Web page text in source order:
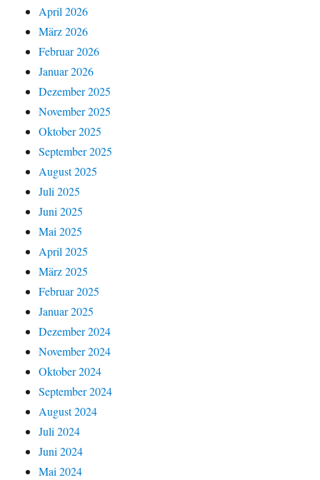
April 2026
März 2026
Februar 2026
Januar 2026
Dezember 2025
November 2025
Oktober 2025
September 2025
August 2025
Juli 2025
Juni 2025
Mai 2025
April 2025
März 2025
Februar 2025
Januar 2025
Dezember 2024
November 2024
Oktober 2024
September 2024
August 2024
Juli 2024
Juni 2024
Mai 2024